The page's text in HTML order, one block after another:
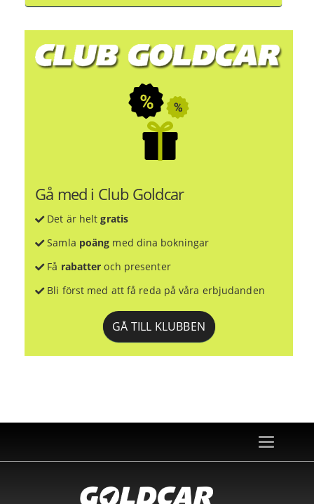
Gå med i Club Goldcar
Det är heltgratis
Samla poäng med dina bokningar
Få rabatter och presenter
Bli först med att få reda på våra erbjudanden
GÅ TILL KLUBBEN
Toggle